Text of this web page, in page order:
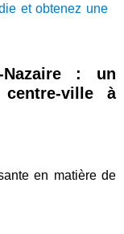
et obtenez une
: un
ville à
en matière de